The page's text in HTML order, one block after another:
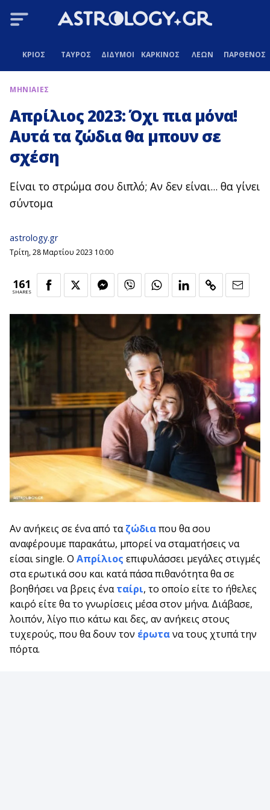
ΚΡΙΟΣ ΤΑΥΡΟΣ ΔΙΔΥΜΟΙ ΚΑΡΚΙΝΟΣ ΛΕΩΝ ΠΑΡΘΕΝΟΣ
ΜΗΝΙΑΙΕΣ
Απρίλιος 2023: Όχι πια μόνα!
Αυτά τα ζώδια θα μπουν σε
σχέση
Είναι το στρώμα σου διπλό; Αν δεν είναι... θα γίνει
σύντομα
astrology.gr
Τρίτη, 28 Μαρτίου 2023 10:00
161
SHARES
Αν ανήκεις σε ένα από ταζώδιαπου θα σου
αναφέρουμε παρακάτω, μπορεί να σταματήσεις να
είσαι single. Ο Απρίλιος επιφυλάσσει μεγάλες στιγμές
στα ερωτικά σου και κατά πάσα πιθανότητα θα σε
βοηθήσει να βρεις έναταίρι, το οποίο είτε το ήθελες
καιρό είτε θα το γνωρίσεις μέσα στον μήνα. Διάβασε,
λοιπόν, λίγο πιο κάτω και δες, αν ανήκεις στους
τυχερούς, που θα δουν τον έρωτανα τους χτυπά την
πόρτα.